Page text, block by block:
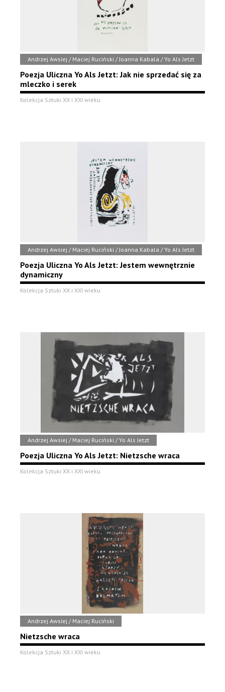
Andrzej Awsiej / Maciej Ruciński / Joanna Kabala / Yo Als Jetzt
Poezja Uliczna Yo Als Jetzt: Jak nie sprzedać się za
mleczko i serek
Kolekcja Sztuki XX i XXI wieku
Andrzej Awsiej / Maciej Ruciński / Joanna Kabala / Yo Als Jetzt
Poezja Uliczna Yo Als Jetzt: Jestem wewnętrznie
dynamiczny
Kolekcja Sztuki XX i XXI wieku
Andrzej Awsiej / Maciej Ruciński / Yo Als Jetzt
Poezja Uliczna Yo Als Jetzt: Nietzsche wraca
Kolekcja Sztuki XX i XXI wieku
Andrzej Awsiej / Maciej Ruciński
Nietzsche wraca
Kolekcja Sztuki XX i XXI wieku